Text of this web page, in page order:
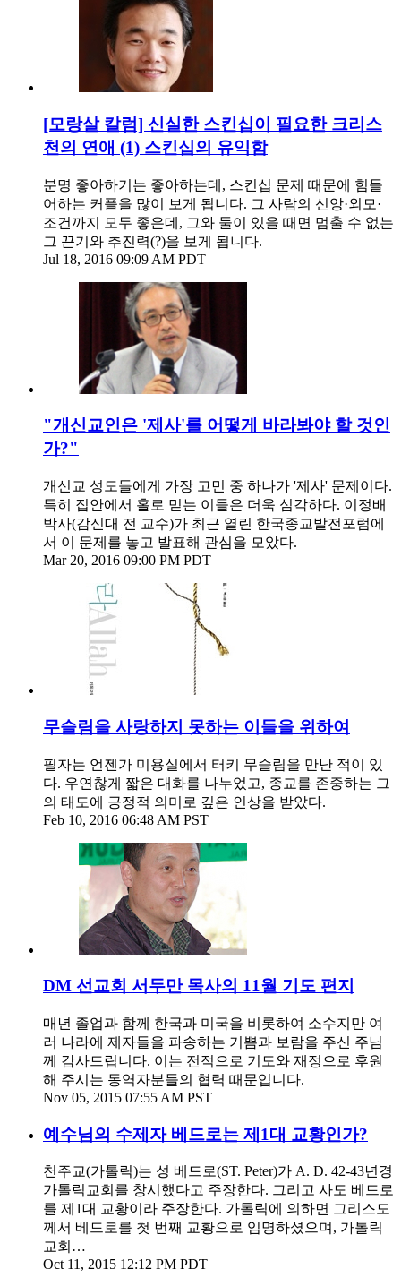
[모랑살 칼럼] 신실한 스킨십이 필요한 크리스
천의 연애 (1) 스킨십의 유익함
분명 좋아하기는 좋아하는데, 스킨십 문제 때문에 힘들
어하는 커플을 많이 보게 됩니다. 그 사람의 신앙·외모·
조건까지 모두 좋은데, 그와 둘이 있을 때면 멈출 수 없는
그 끈기와 추진력(?)을 보게 됩니다.
Jul 18, 2016 09:09 AM PDT
"개신교인은 '제사'를 어떻게 바라봐야 할 것인
가?"
개신교 성도들에게 가장 고민 중 하나가 '제사' 문제이다.
특히 집안에서 홀로 믿는 이들은 더욱 심각하다. 이정배
박사(감신대 전 교수)가 최근 열린 한국종교발전포럼에
서 이 문제를 놓고 발표해 관심을 모았다.
Mar 20, 2016 09:00 PM PDT
무슬림을 사랑하지 못하는 이들을 위하여
필자는 언젠가 미용실에서 터키 무슬림을 만난 적이 있
다. 우연찮게 짧은 대화를 나누었고, 종교를 존중하는 그
의 태도에 긍정적 의미로 깊은 인상을 받았다.
Feb 10, 2016 06:48 AM PST
DM 선교회 서두만 목사의 11월 기도 편지
매년 졸업과 함께 한국과 미국을 비롯하여 소수지만 여
러 나라에 제자들을 파송하는 기쁨과 보람을 주신 주님
께 감사드립니다. 이는 전적으로 기도와 재정으로 후원
해 주시는 동역자분들의 협력 때문입니다.
Nov 05, 2015 07:55 AM PST
예수님의 수제자 베드로는 제1대 교황인가?
천주교(가톨릭)는 성 베드로(ST. Peter)가 A. D. 42-43년경
가톨릭교회를 창시했다고 주장한다. 그리고 사도 베드로
를 제1대 교황이라 주장한다. 가톨릭에 의하면 그리스도
께서 베드로를 첫 번째 교황으로 임명하셨으며, 가톨릭
교회…
Oct 11, 2015 12:12 PM PDT